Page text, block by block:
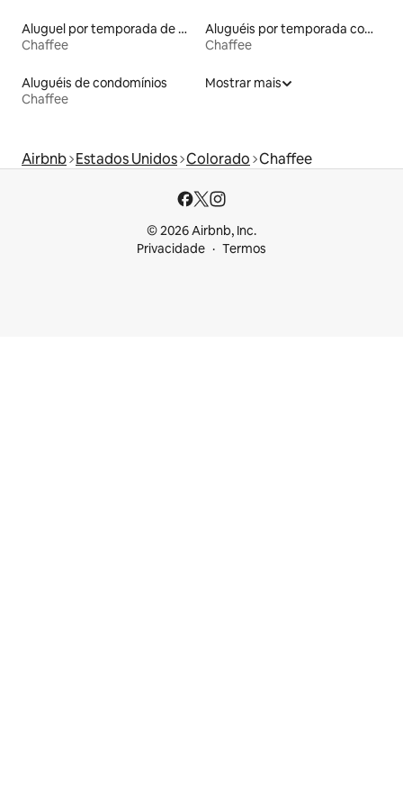
Aluguel por temporada de microcasas
Chaffee
Aluguéis por temporada com banheira de hidromassagem
Chaffee
Aluguéis de condomínios
Chaffee
Mostrar mais
Airbnb Estados Unidos Colorado Chaffee
© 2026 Airbnb, Inc.
Privacidade
Termos